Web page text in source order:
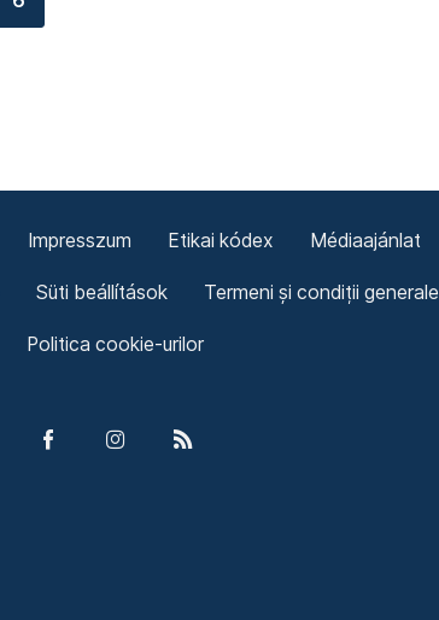
Impresszum Etikai kódex Médiaajánlat
Süti beállítások Termeni și condiții generale
Politica cookie-urilor